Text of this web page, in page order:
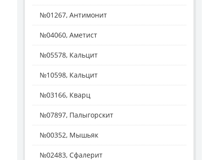
№01267, Антимонит
№04060, Аметист
№05578, Кальцит
№10598, Кальцит
№03166, Кварц
№07897, Палыгорскит
№00352, Мышьяк
№02483, Сфалерит